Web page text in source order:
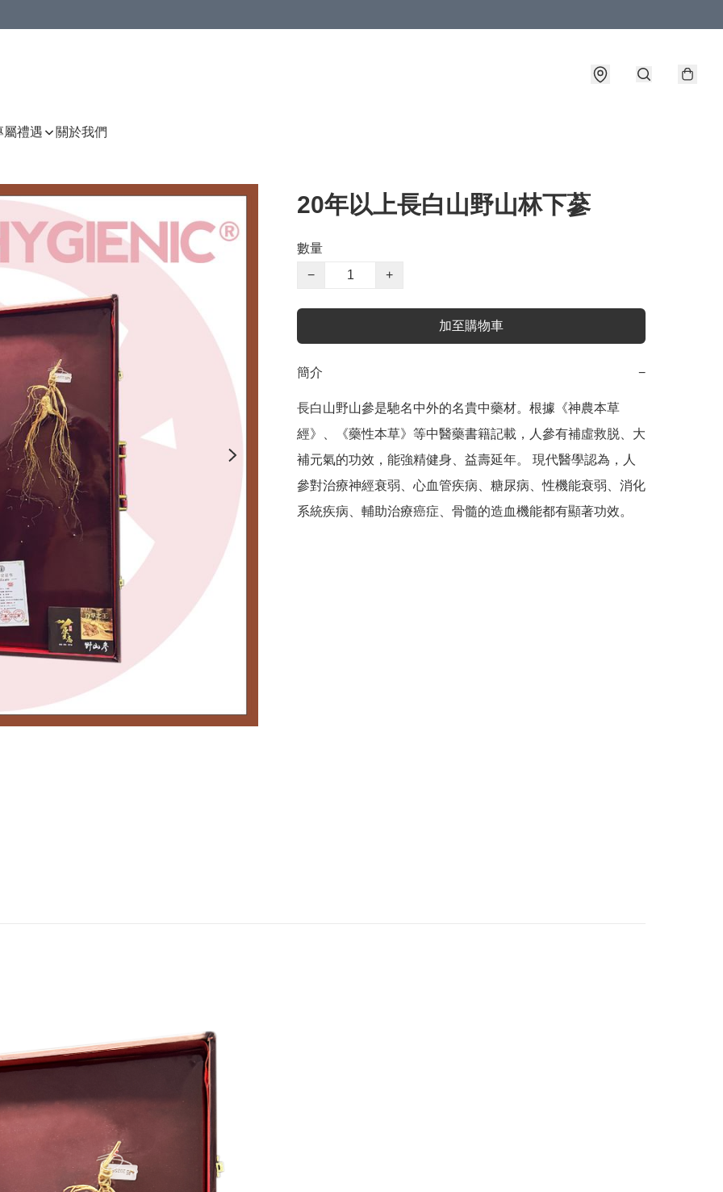
屬禮遇 關於我們
20年以上長白山野山林下蔘
數量
−
+
加至購物車
簡介 −
長白山野山參是馳名中外的名貴中藥材。根據《神農本草
經》、《藥性本草》等中醫藥書籍記載，人參有補虛救脱、大
補元氣的功效，能強精健身、益壽延年。 現代醫學認為，人
參對治療神經衰弱、心血管疾病、糖尿病、性機能衰弱、消化
系統疾病、輔助治療癌症、骨髓的造血機能都有顯著功效。